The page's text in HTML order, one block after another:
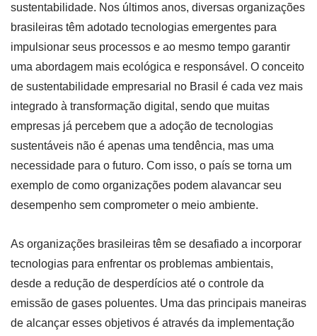
sustentabilidade. Nos últimos anos, diversas organizações
brasileiras têm adotado tecnologias emergentes para
impulsionar seus processos e ao mesmo tempo garantir
uma abordagem mais ecológica e responsável. O conceito
de sustentabilidade empresarial no Brasil é cada vez mais
integrado à transformação digital, sendo que muitas
empresas já percebem que a adoção de tecnologias
sustentáveis não é apenas uma tendência, mas uma
necessidade para o futuro. Com isso, o país se torna um
exemplo de como organizações podem alavancar seu
desempenho sem comprometer o meio ambiente.
As organizações brasileiras têm se desafiado a incorporar
tecnologias para enfrentar os problemas ambientais,
desde a redução de desperdícios até o controle da
emissão de gases poluentes. Uma das principais maneiras
de alcançar esses objetivos é através da implementação